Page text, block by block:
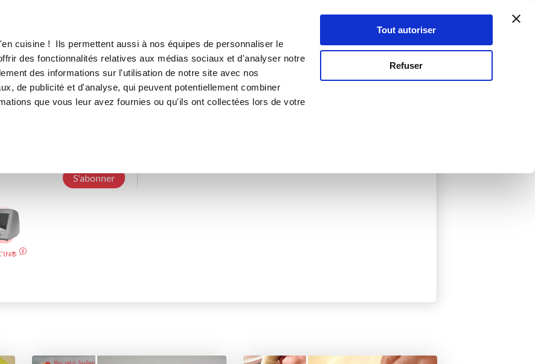
cuisine ! Ils permettent aussi à nos équipes de personnaliser le
des fonctionnalités relatives aux médias sociaux et d'analyser notre
des informations sur l'utilisation de notre site avec nos
de publicité et d'analyse, qui peuvent potentiellement combiner
que vous leur avez fournies ou qu'ils ont collectées lors de votre
Tout autoriser
Refuser
Se connecter
francines
S'abonner